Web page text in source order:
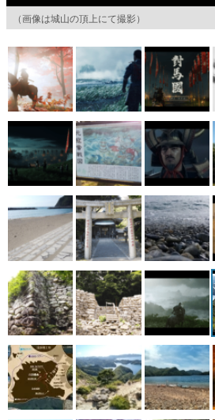
女性向け
アプリレビュー
その他
電ファミニコゲーマーとは？
運営：株式会社マレ
（画像は城山の頂上にて撮影）